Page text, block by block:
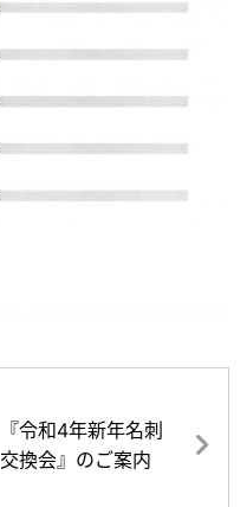
『令和4年新年名刺
交換会』のご案内